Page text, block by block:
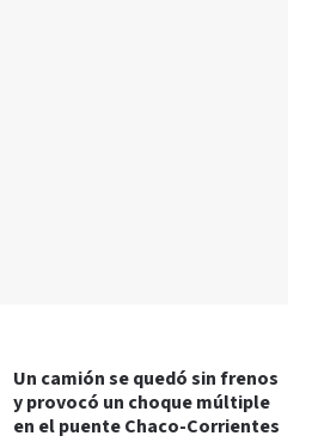
Un camión se quedó sin frenos
y provocó un choque múltiple
en el puente Chaco-Corrientes